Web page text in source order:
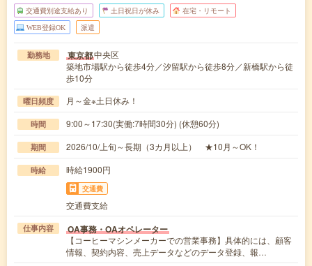
交通費別途支給あり 土日祝日が休み 在宅・リモート
WEB登録OK 派遣
勤務地 東京都中央区
築地市場駅から徒歩4分／汐留駅から徒歩8分／新橋駅から徒
歩10分
曜日頻度 月～金※土日休み！
時間 9:00～17:30(実働:7時間30分) (休憩60分)
期間 2026/10/上旬～長期（3カ月以上） ★10月～OK！
時給 時給1900円
交通費
交通費支給
仕事内容 OA事務・OAオペレーター
【コーヒーマシンメーカーでの営業事務】具体的には、顧客
情報、契約内容、売上データなどのデータ登録、報…